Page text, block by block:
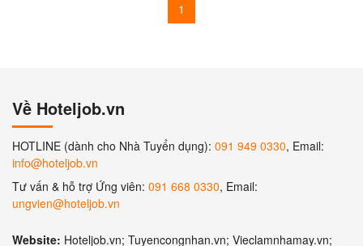
1
Về Hoteljob.vn
HOTLINE (dành cho Nhà Tuyển dụng): 091 949 0330, Email:
info@hoteljob.vn
Tư vấn & hỗ trợ Ứng viên: 091 668 0330, Email:
ungvien@hoteljob.vn
Website: Hoteljob.vn; Tuyencongnhan.vn; Vieclamnhamay.vn;